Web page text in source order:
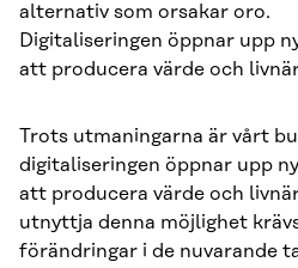
alternativ som orsakar oro.
Digitaliseringen öppnar upp
att producera värde och
Trots utmaningarna är vårt
digitaliseringen öppnar upp
att producera värde och
utnyttja denna möjlighet
förändringar i de nuvarande